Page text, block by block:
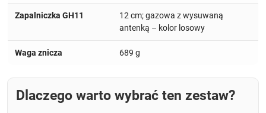
Zapalniczka GH11
12 cm; gazowa z wysuwaną
antenką – kolor losowy
Waga znicza 689 g
Dlaczego warto wybrać ten zestaw?